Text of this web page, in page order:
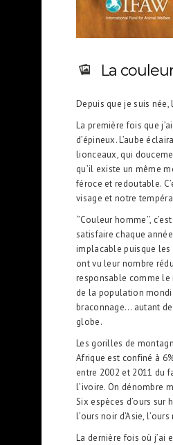
La
Depuis que je suis
La première fois que
d’épineux. L’aube
lionceaux, qui
qu’il existe un même
féroce et redoutable.
visage et notre
‘’Couleur homme’’,
satisfaire chaque
implacable puisque les
ont vu leur nombre
responsable comme le
de la population
braconnage… autant
globe.
Les gorilles de
Afrique est confiné à
entre 2002 et 2011 du
l’ivoire. On dénombre
Six espèces d’ours sur
l’ours noir d’Asie,
La dernière fois où j’ai